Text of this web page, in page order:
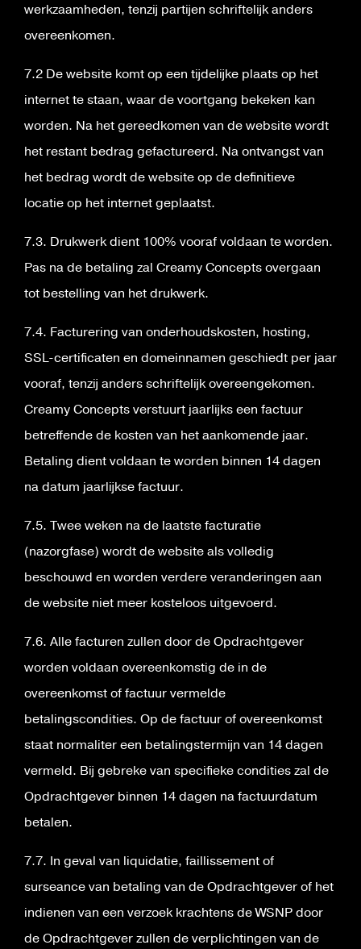
werkzaamheden, tenzij partijen schriftelijk anders
overeenkomen.
7.2 De website komt op een tijdelijke plaats op het
internet te staan, waar de voortgang bekeken kan
worden. Na het gereedkomen van de website wordt
het restant bedrag gefactureerd. Na ontvangst van
het bedrag wordt de website op de definitieve
locatie op het internet geplaatst.
7.3. Drukwerk dient 100% vooraf voldaan te worden.
Pas na de betaling zal Creamy Concepts overgaan
tot bestelling van het drukwerk.
7.4. Facturering van onderhoudskosten, hosting,
SSL-certificaten en domeinnamen geschiedt per jaar
vooraf, tenzij anders schriftelijk overeengekomen.
Creamy Concepts verstuurt jaarlijks een factuur
betreffende de kosten van het aankomende jaar.
Betaling dient voldaan te worden binnen 14 dagen
na datum jaarlijkse factuur.
7.5. Twee weken na de laatste facturatie
(nazorgfase) wordt de website als volledig
beschouwd en worden verdere veranderingen aan
de website niet meer kosteloos uitgevoerd.
7.6. Alle facturen zullen door de Opdrachtgever
worden voldaan overeenkomstig de in de
overeenkomst of factuur vermelde
betalingscondities. Op de factuur of overeenkomst
staat normaliter een betalingstermijn van 14 dagen
vermeld. Bij gebreke van specifieke condities zal de
Opdrachtgever binnen 14 dagen na factuurdatum
betalen.
7.7. In geval van liquidatie, faillissement of
surseance van betaling van de Opdrachtgever of het
indienen van een verzoek krachtens de WSNP door
de Opdrachtgever zullen de verplichtingen van de